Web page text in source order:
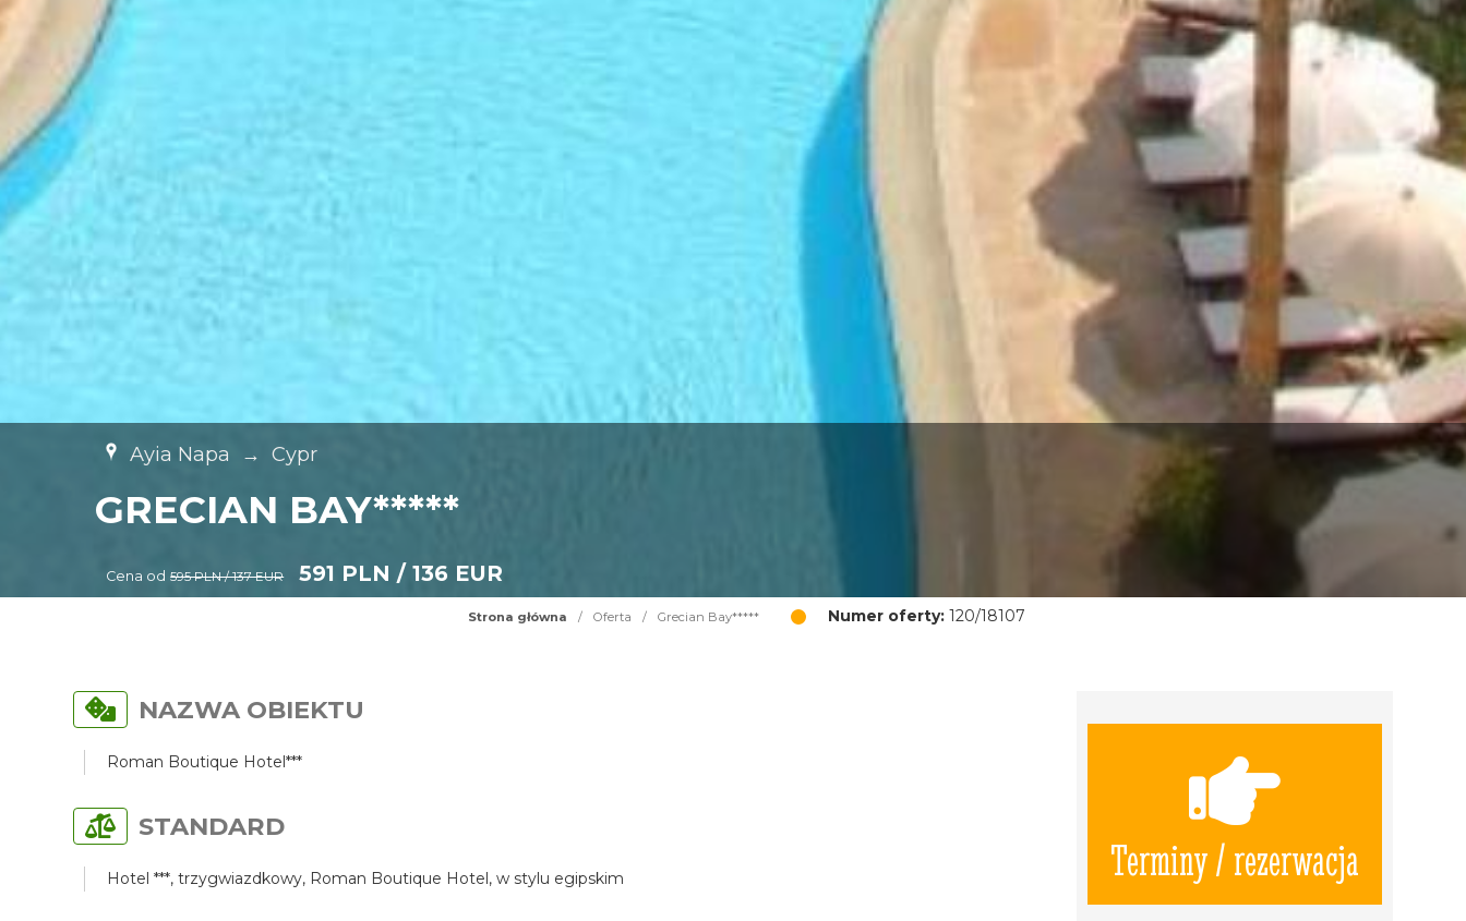
Ayia Napa → Cypr
GRECIAN BAY*****
Cena od 595 PLN / 137 EUR 591 PLN / 136 EUR
Strona główna / Oferta / Grecian Bay***** Numer oferty: 120/18107
Terminy / rezerwacja
NAZWA OBIEKTU
Roman Boutique Hotel***
STANDARD
Hotel ***, trzygwiazdkowy, Roman Boutique Hotel, w stylu egipskim